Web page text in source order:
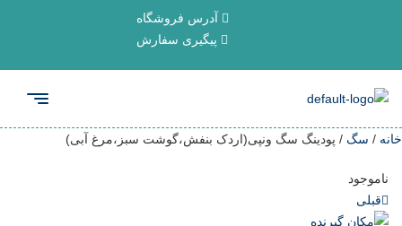
آدرس فروشگاه
پیگیری سفارش
خانه / سگ / پودینگ سگ ونپی(اردک بنفش،گوشت سبز،مرغ آبی)
ناموجود
قبلی